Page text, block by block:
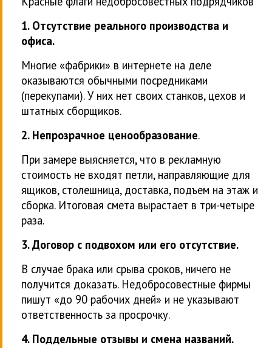
1. Отсутствие реального производства и
офиса.
Многие «фабрики» в интернете на деле
оказываются обычными посредниками
(перекупами). У них нет своих станков, цехов и
штатных сборщиков.
2. Непрозрачное ценообразование.
При замере выясняется, что в рекламную
стоимость не входят петли, направляющие для
ящиков, столешница, доставка, подъем на этаж и
сборка. Итоговая смета вырастает в три-четыре
раза.
3. Договор с подвохом или его отсутствие.
В случае брака или срыва сроков, ничего не
получится доказать. Недобросовестные фирмы
пишут «до 90 рабочих дней» и не указывают
ответственность за просрочку.
4. Поддельные отзывы и смена названий.